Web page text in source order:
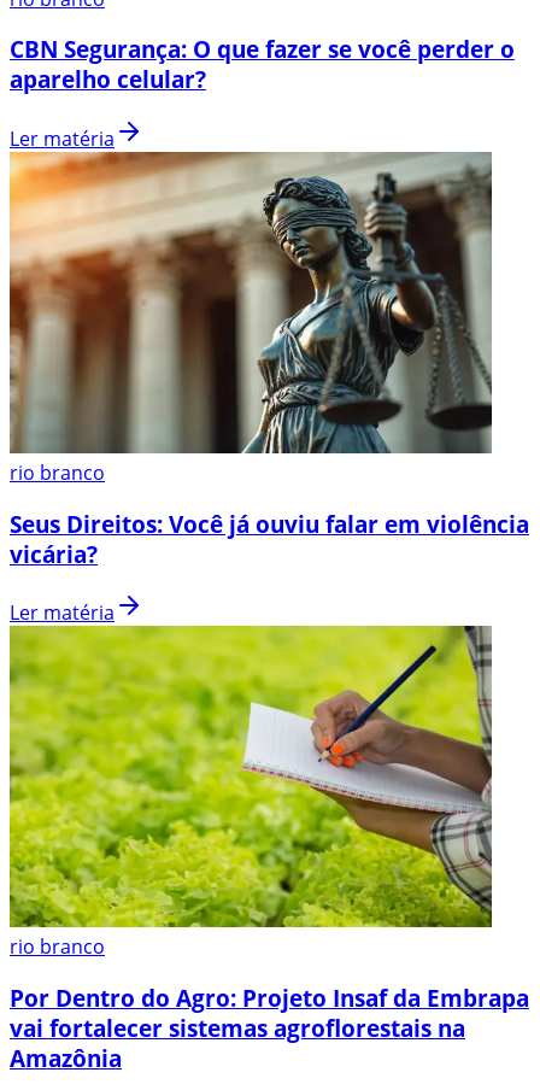
CBN Segurança: O que fazer se você perder o
aparelho celular?
Ler matéria
rio branco
Seus Direitos: Você já ouviu falar em violência
vicária?
Ler matéria
rio branco
Por Dentro do Agro: Projeto Insaf da Embrapa
vai fortalecer sistemas agroflorestais na
Amazônia